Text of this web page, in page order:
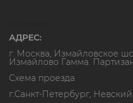
АДРЕС:
г. Москва, Измайловское
Измайлово Гамма.
Схема проезда
г.Санкт-Петербург,